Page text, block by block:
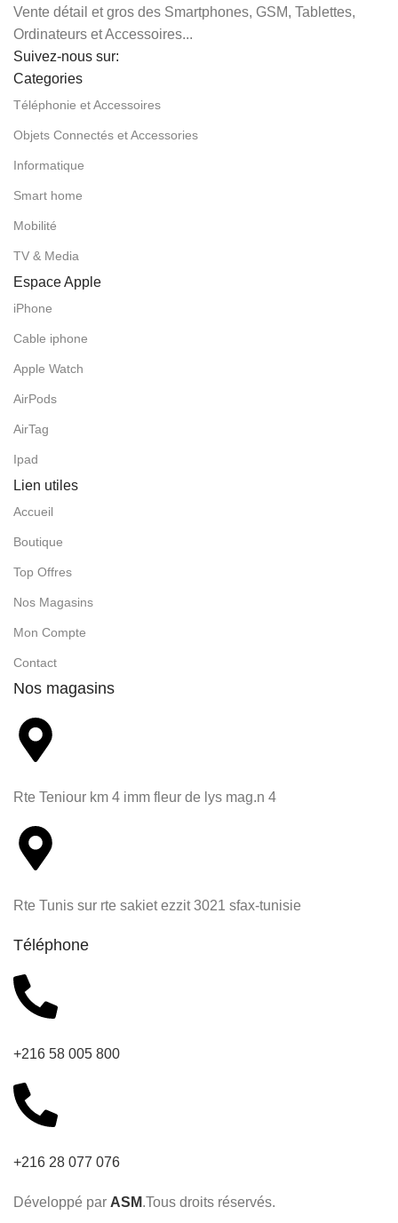
Vente détail et gros des Smartphones, GSM, Tablettes,
Ordinateurs et Accessoires...
Suivez-nous sur:
Categories
Téléphonie et Accessoires
Objets Connectés et Accessories
Informatique
Smart home
Mobilité
TV & Media
Espace Apple
iPhone
Cable iphone
Apple Watch
AirPods
AirTag
Ipad
Lien utiles
Accueil
Boutique
Top Offres
Nos Magasins
Mon Compte
Contact
Nos magasins
Rte Teniour km 4 imm fleur de lys mag.n 4
Rte Tunis sur rte sakiet ezzit 3021 sfax-tunisie
Téléphone
+216 58 005 800
+216 28 077 076
Développé par ASM.Tous droits réservés.